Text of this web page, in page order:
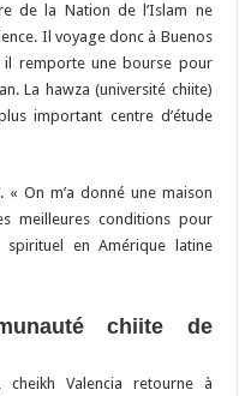
de la Nation de l’Islam ne
Il voyage donc à Buenos
il remporte une bourse pour
La hawza (université chiite)
important centre d’étude
On m’a donné une maison
meilleures conditions pour
en Amérique latine
chiite de
Valencia retourne à